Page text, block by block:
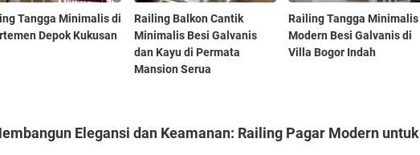
Tangga Minimalis di
Depok Kukusan
Railing Balkon Cantik
Minimalis Besi Galvanis
dan Kayu di Permata
Mansion Serua
Railing Tangga Minimalis
Modern Besi Galvanis di
Villa Bogor Indah
Elegansi dan Keamanan: Railing Pagar Modern untuk